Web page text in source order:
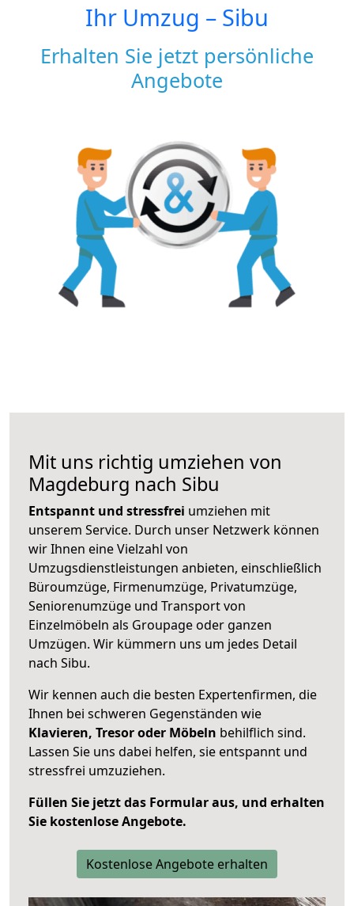
Ihr Umzug – Sibu
Erhalten Sie jetzt persönliche
Angebote
Mit uns richtig umziehen von
Magdeburg nach Sibu
Entspannt und stressfrei umziehen mit
unserem Service. Durch unser Netzwerk können
wir Ihnen eine Vielzahl von
Umzugsdienstleistungen anbieten, einschließlich
Büroumzüge, Firmenumzüge, Privatumzüge,
Seniorenumzüge und Transport von
Einzelmöbeln als Groupage oder ganzen
Umzügen. Wir kümmern uns um jedes Detail
nach Sibu.
Wir kennen auch die besten Expertenfirmen, die
Ihnen bei schweren Gegenständen wie
Klavieren, Tresor oder Möbeln behilflich sind.
Lassen Sie uns dabei helfen, sie entspannt und
stressfrei umzuziehen.
Füllen Sie jetzt das Formular aus, und erhalten
Sie kostenlose Angebote.
Kostenlose Angebote erhalten